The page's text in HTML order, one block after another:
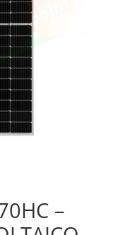
–